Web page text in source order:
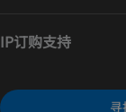
IP订购支持